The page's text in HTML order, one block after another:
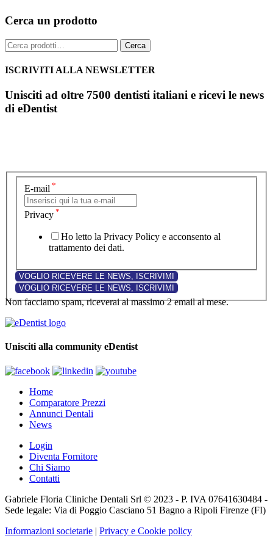
Cerca un prodotto
Cerca: Cerca
ISCRIVITI ALLA NEWSLETTER
Unisciti ad oltre 7500 dentisti italiani e ricevi le news
di eDentist
E-mail *
Privacy *
Ho letto la Privacy Policy e acconsento al
trattamento dei dati.
Non facciamo spam, riceverai al massimo 2 email al mese.
Unisciti alla community eDentist
Home
Comparatore Prezzi
Annunci Dentali
News
Login
Diventa Fornitore
Chi Siamo
Contatti
Gabriele Floria Cliniche Dentali Srl © 2023 - P. IVA 07641630484 -
Sede legale: Via di Poggio Casciano 51 Bagno a Ripoli Firenze (FI)
Informazioni societarie | Privacy e Cookie policy